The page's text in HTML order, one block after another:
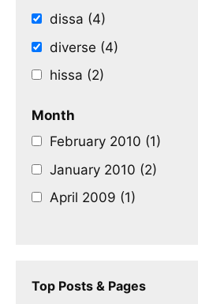
dissa (4)
diverse (4)
hissa (2)
Month
February 2010 (1)
January 2010 (2)
April 2009 (1)
Top Posts & Pages